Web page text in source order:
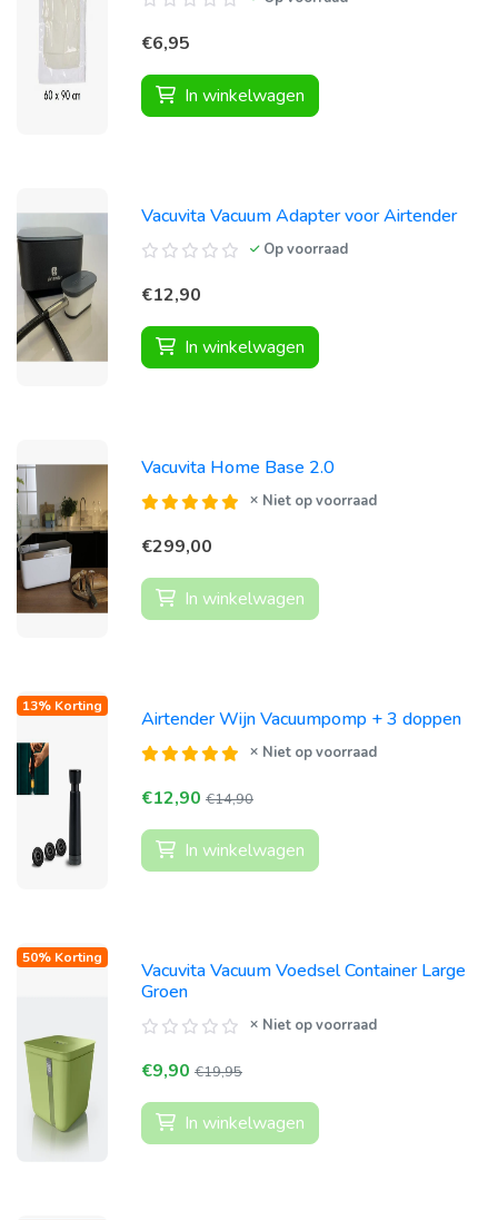
€6,95
In winkelwagen
Vacuvita Vacuum Adapter voor Airtender
Op voorraad
€12,90
In winkelwagen
Vacuvita Home Base 2.0
Niet op voorraad
€299,00
In winkelwagen
13% Korting
Airtender Wijn Vacuumpomp + 3 doppen
Niet op voorraad
€12,90 €14,90
In winkelwagen
50% Korting
Vacuvita Vacuum Voedsel Container Large
Groen
Niet op voorraad
€9,90 €19,95
In winkelwagen